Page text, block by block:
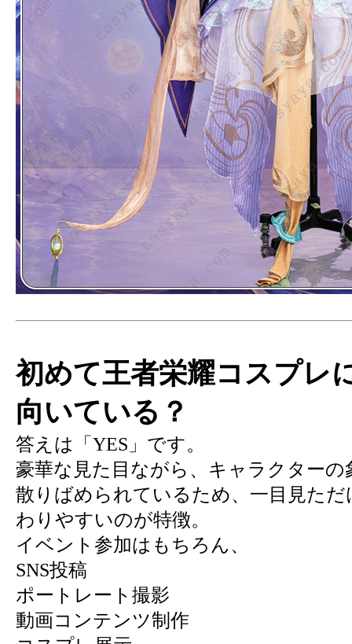
初めて王者栄耀コスプレ
向いている？
答えは「YES」です。
豪華な見た目ながら、キャラクター
散りばめられているため、一目見た
わりやすいのが特徴。
イベント参加はもちろん、
SNS投稿
ポートレート撮影
動画コンテンツ制作